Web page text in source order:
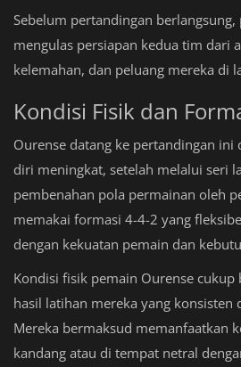
Sebelum pertandingan
mengulas persiapan kedua tim dari
kelemahan, dan peluang mereka di
Kondisi Fisik dan
Ourense datang ke pertandingan ini
diri meningkat, setelah melalui seri
pembenahan pola permainan oleh
memakai formasi 4-4-2 yang
dengan kekuatan pemain dan
Kondisi fisik pemain Ourense
hasil latihan mereka yang konsisten
Mereka bermaksud memanfaatkan
kandang atau di tempat netral